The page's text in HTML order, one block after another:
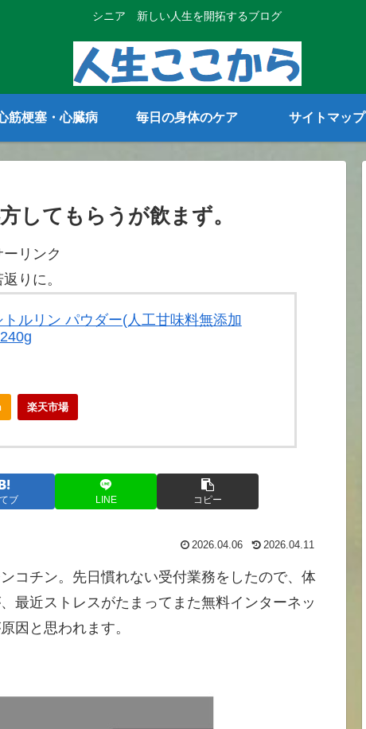
シニア 新しい人生を開拓するブログ
筋梗塞・心臓病 毎日の身体のケア サイトマップ
してもらうが飲まず。
ーリンク
りに。
ルリン パウダー(人工甘味料無添加
楽天市場
ブ LINE コピー
2026.04.06 2026.04.11
コチン。先日慣れない受付業務をしたので、体
最近ストレスがたまってまた無料インターネッ
因と思われます。